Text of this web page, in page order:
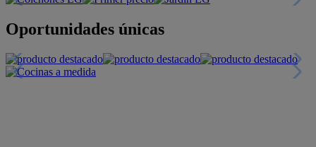
Oportunidades únicas